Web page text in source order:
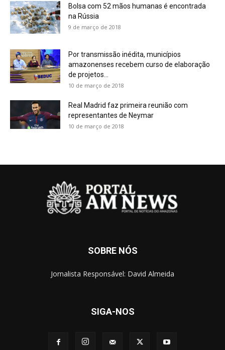
Bolsa com 52 mãos humanas é encontrada
na Rússia
9 de março de 2018
Por transmissão inédita, municípios
amazonenses recebem curso de elaboração
de projetos...
10 de março de 2018
Real Madrid faz primeira reunião com
representantes de Neymar
10 de março de 2018
SOBRE NÓS
Jornalista Responsável: David Almeida
SIGA-NOS